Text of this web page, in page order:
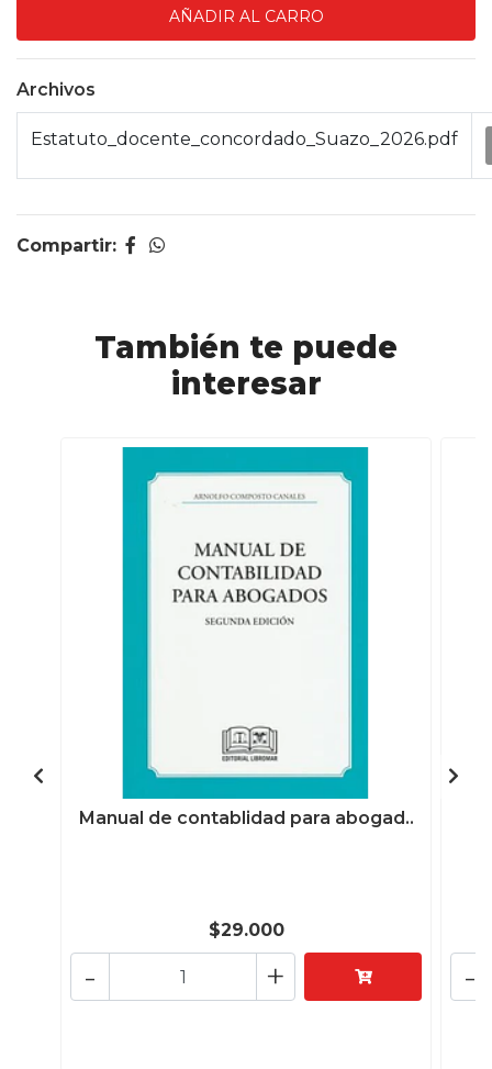
Archivos
Estatuto_docente_concordado_Suazo_2026.pdf
Compartir:
También te puede
interesar
Manual de contablidad para abogad..
$29.000
+
- -